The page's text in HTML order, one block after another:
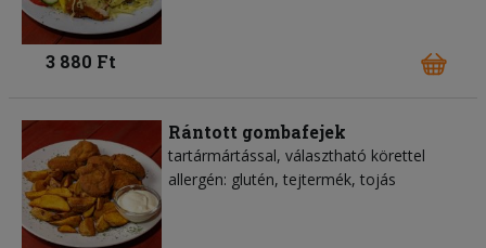
3 880 Ft
Rántott gombafejek
tartármártással, választható körettel
allergén: glutén, tejtermék, tojás